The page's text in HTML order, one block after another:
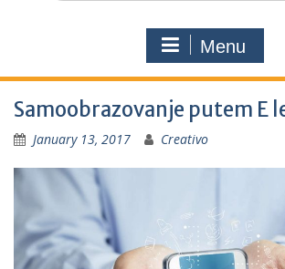
f
o
:
Menu
Samoobrazovanje putem E
January 13, 2017 Creativo